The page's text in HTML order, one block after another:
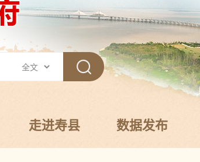
走进寿县 数据发布